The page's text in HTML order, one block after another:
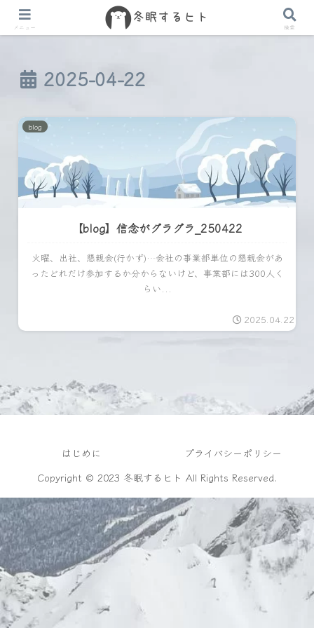
2025-04-22
blog
【blog】信念がグラグラ_250422
火曜、出社、懇親会(行かず)…会社の事業部単位の懇親会があ
ったどれだけ参加するか分からないけど、事業部には300人く
らい...
2025.04.22
はじめに
プライバシーポリシー
Copyright © 2023 冬眠するヒト All Rights Reserved.
メニュー 検索